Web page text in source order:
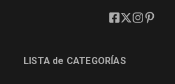
LISTA de CATEGORÍAS